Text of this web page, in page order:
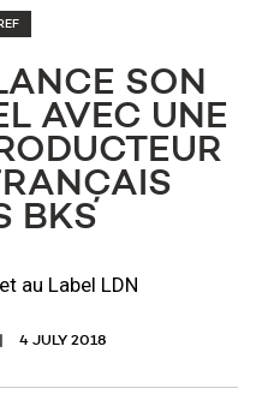
SON
AVEC UNE
BKS
au Label LDN
4 JULY 2018